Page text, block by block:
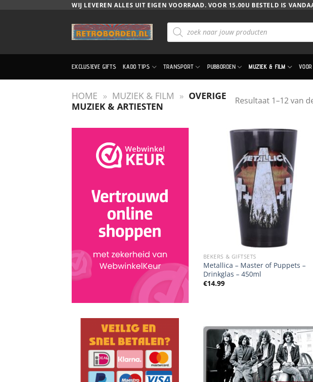
WIJ LEVEREN ALLES UIT EIGEN VOORRAAD. VOOR 15.00U BESTELD IS
Producten
zoeken
EXCLUSIEVE GIFTS KADO TIPS TRANSPORT PUBBORDEN MUZIEK & FILM
HOME » MUZIEK & FILM » OVERIGE
MUZIEK & ARTIESTEN
Resultaat 1–12 van
BEKERS & GIFTSETS
Metallica – Master of Puppets –
Drinkglas – 450ml
€14.99